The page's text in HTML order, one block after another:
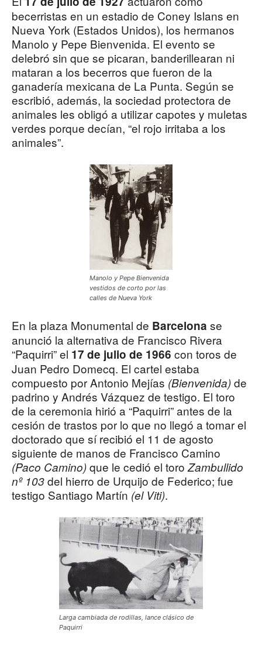
becerristas en un estadio de Coney Islans en
Nueva York (Estados Unidos), los hermanos
Manolo y Pepe Bienvenida. El evento se
delebró sin que se picaran, banderillearan ni
mataran a los becerros que fueron de la
ganadería mexicana de La Punta. Según se
escribió, además, la sociedad protectora de
animales les obligó a utilizar capotes y muletas
verdes porque decían, “el rojo irritaba a los
animales”.
Manolo y Pepe Bienvenida
vestidos de corto por las
calles de Nueva York
En la plaza Monumental de Barcelona se
anunció la alternativa de Francisco Rivera
“Paquirri” el 17 de julio de 1966 con toros de
Juan Pedro Domecq. El cartel estaba
compuesto por Antonio Mejías (Bienvenida)de
padrino y Andrés Vázquez de testigo. El toro
de la ceremonia hirió a “Paquirri” antes de la
cesión de trastos por lo que no llegó a tomar el
doctorado que sí recibió el 11 de agosto
siguiente de manos de Francisco Camino
(Paco Camino)que le cedió el toro Zambullido
nº 103del hierro de Urquijo de Federico; fue
testigo Santiago Martín (el Viti).
Larga cambiada de rodillas, lance clásico de
Paquirri